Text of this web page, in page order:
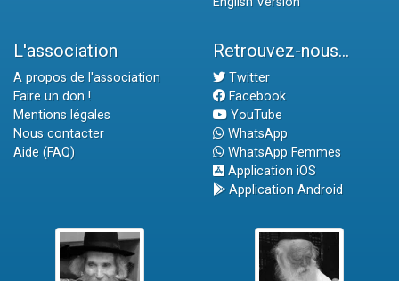
L'association
A propos de l'association
Faire un don !
Mentions légales
Nous contacter
Aide (FAQ)
Retrouvez-nous...
Twitter
Facebook
YouTube
WhatsApp
WhatsApp Femmes
Application iOS
Application Android